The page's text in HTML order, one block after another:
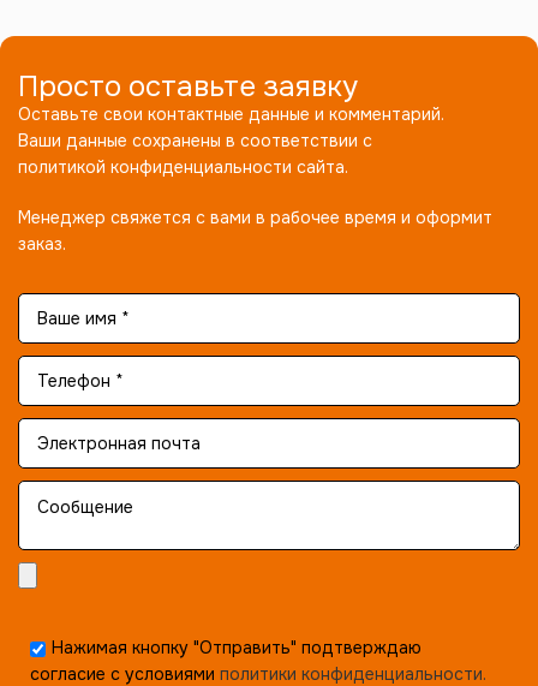
Просто оставьте заявку
Оставьте свои контактные данные и комментарий.
Ваши данные сохранены в соответствии с
политикой конфиденциальности сайта.
Менеджер свяжется с вами в рабочее время и оформит
заказ.
Нажимая кнопку "Отправить" подтверждаю
согласие с условиями политики конфиденциальности.